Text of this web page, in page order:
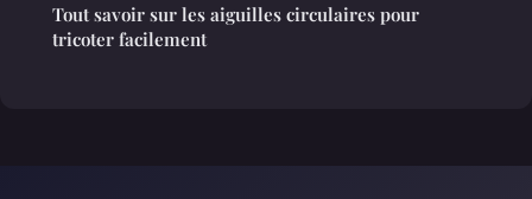
Tout savoir sur les aiguilles circulaires pour
tricoter facilement